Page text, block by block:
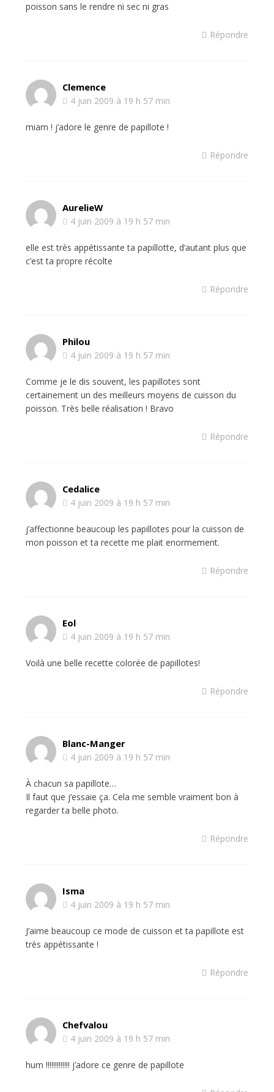
poisson sans le rendre ni sec ni gras
Répondre
Clemence
4 juin 2009 à 19 h 57 min
miam ! j’adore le genre de papillote !
Répondre
AurelieW
4 juin 2009 à 19 h 57 min
elle est très appétissante ta papillotte, d’autant plus que
c’est ta propre récolte
Répondre
Philou
4 juin 2009 à 19 h 57 min
Comme je le dis souvent, les papillotes sont
certainement un des meilleurs moyens de cuisson du
poisson. Très belle réalisation ! Bravo
Répondre
Cedalice
4 juin 2009 à 19 h 57 min
j’affectionne beaucoup les papillotes pour la cuisson de
mon poisson et ta recette me plait enormement.
Répondre
Eol
4 juin 2009 à 19 h 57 min
Voilà une belle recette colorée de papillotes!
Répondre
Blanc-Manger
4 juin 2009 à 19 h 57 min
À chacun sa papillote…
Il faut que j’essaie ça. Cela me semble vraiment bon à
regarder ta belle photo.
Répondre
Isma
4 juin 2009 à 19 h 57 min
J’aime beaucoup ce mode de cuisson et ta papillote est
très appétissante !
Répondre
Chefvalou
4 juin 2009 à 19 h 57 min
hum !!!!!!!!!!!!! j’adore ce genre de papillote